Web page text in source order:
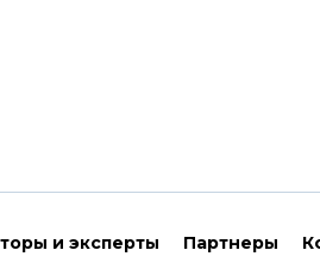
и эксперты Партнеры